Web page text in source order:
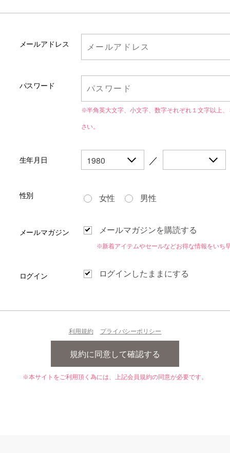
メールアドレス
パスワード
※半角英大文字、小文字、数字それぞれ１文字以上
さい。
生年月日 ／
性別 女性 男性
メールマガジン メールマガジンを購読する
※新着アイテムやセールなどお得な情報をいち
ログイン ログインしたままにする
利用規約 プライバシーポリシー
※本サイトをご利用頂く為には、上記会員規約の同意が必要です。